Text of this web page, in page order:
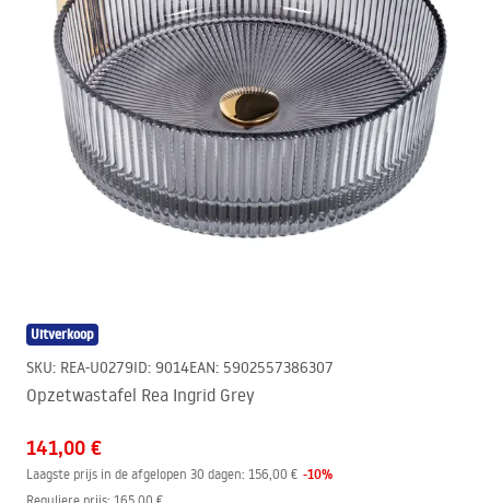
Uitverkoop
SKU: REA-U0279ID: 9014EAN: 5902557386307
Opzetwastafel Rea Ingrid Grey
141,00 €
Laagste prijs in de afgelopen 30 dagen: 156,00 € -10%